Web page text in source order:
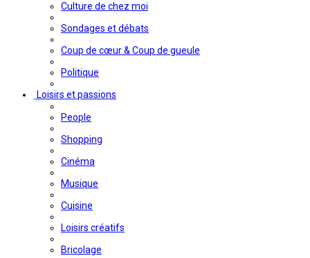
Culture de chez moi
Sondages et débats
Coup de cœur & Coup de gueule
Politique
Loisirs et passions
People
Shopping
Cinéma
Musique
Cuisine
Loisirs créatifs
Bricolage